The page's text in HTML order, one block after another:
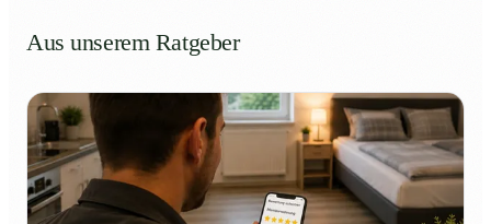
Aus unserem Ratgeber